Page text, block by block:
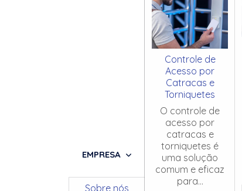
EMPRESA
Sobre nós
Controle de
Acesso por
Catracas e
Torniquetes
O controle de
acesso por
catracas e
torniquetes é
uma solução
comum e eficaz
para...